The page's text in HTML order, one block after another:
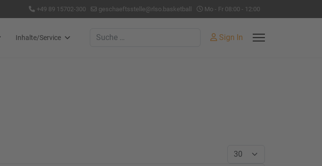
+49 89 15702-300 geschaeftsstelle@rlso.basketball Mo - Fr 08:00 - 12:00
Inhalte/Service Suchen Sign In
Anzeige #